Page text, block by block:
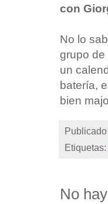
con
No lo
grupo de
un
batería,
bien
Etiquetas:
No